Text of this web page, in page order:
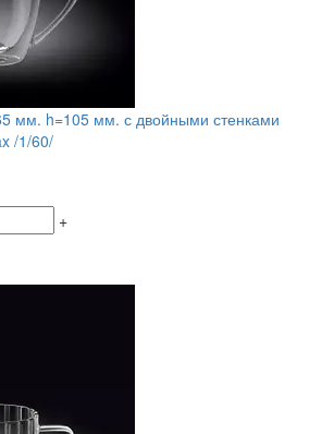
мм. h=105 мм. с двойными стенками
/1/60/
+